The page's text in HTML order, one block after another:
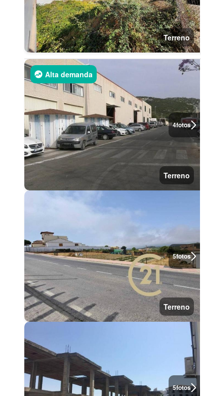
Terreno
4fotos
Alta demanda
Terreno
5fotos
Terreno
5fotos